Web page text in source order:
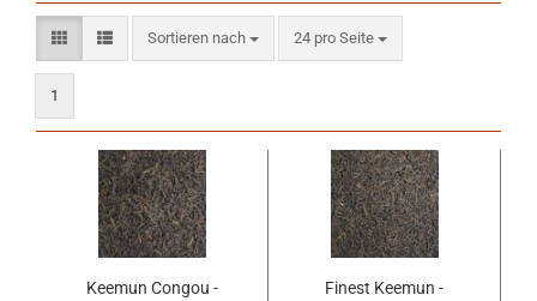
Sortieren nach
Sortieren nach 24 pro Seite
pro Seite
1
Keemun Congou -
Finest Keemun -